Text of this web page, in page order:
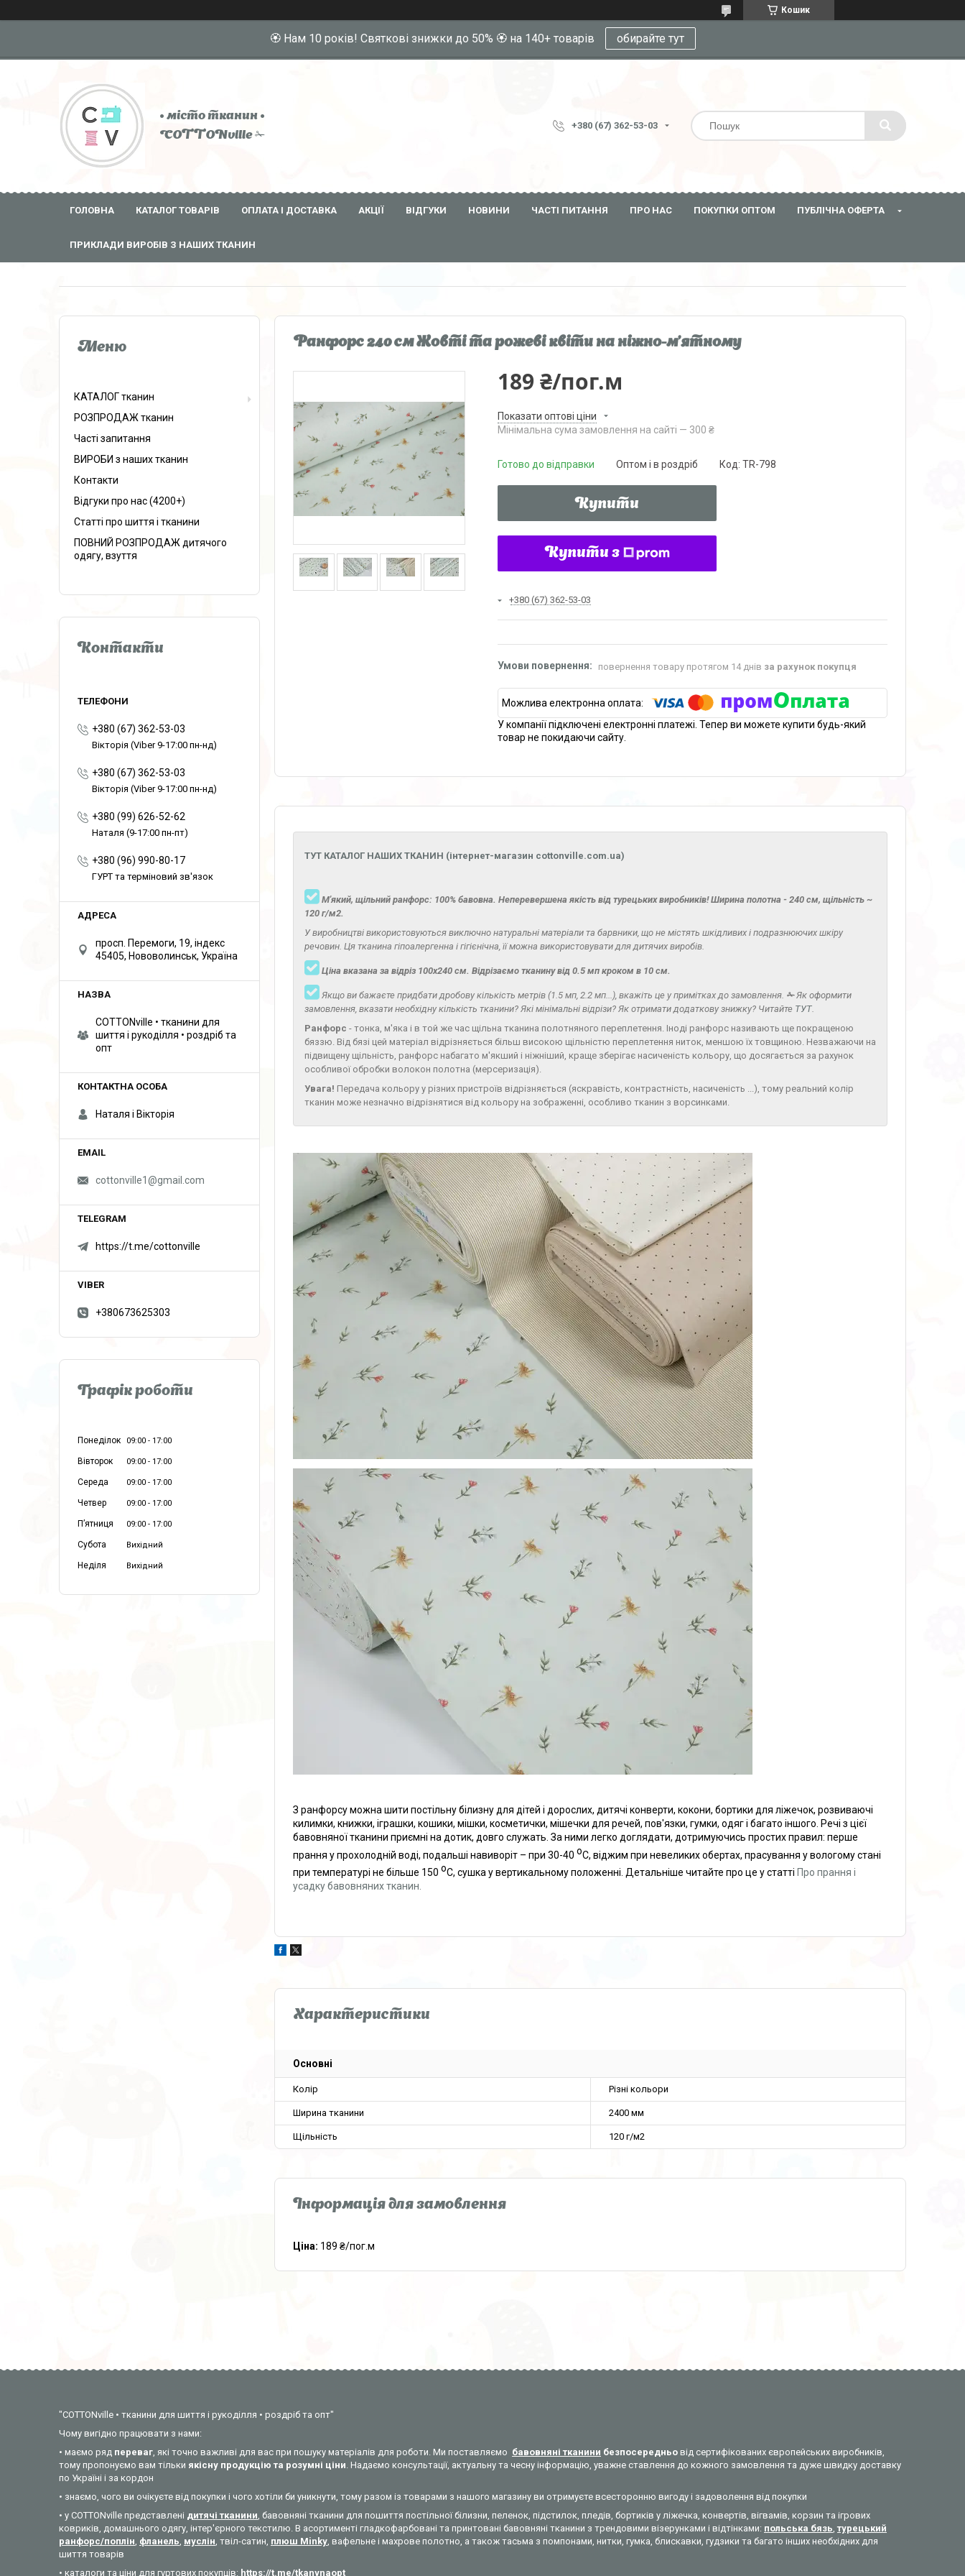
Кошик
🏵️ Нам 10 років! Святкові знижки до 50% 🏵️ на 140+ товарів обирайте тут
• місто тканин •
COTTONville ✁
+380 (67) 362-53-03
ГОЛОВНА КАТАЛОГ ТОВАРІВ ОПЛАТА І ДОСТАВКА АКЦІЇ ВІДГУКИ НОВИНИ ЧАСТІ ПИТАННЯ ПРО НАС ПОКУПКИ ОПТОМ ПУБЛІЧНА ОФЕРТА
ПРИКЛАДИ ВИРОБІВ З НАШИХ ТКАНИН
Ранфорс 240 см Жовті та рожеві квіти на ніжно-м'ятному
189 ₴/пог.м
Показати оптові ціни
Мінімальна сума замовлення на сайті — 300 ₴
Готово до відправки Оптом і в роздріб Код: TR-798
Купити
Купити з
+380 (67) 362-53-03
повернення товару протягом 14 днів за рахунок покупця
У компанії підключені електронні платежі. Тепер ви можете купити будь-який
товар не покидаючи сайту.
ТУТ КАТАЛОГ НАШИХ ТКАНИН (інтернет-магазин cottonville.com.ua)
М'який, щільний ранфорс: 100% бавовна. Неперевершена якість від турецьких виробників! Ширина полотна - 240 см, щільність ~
120 г/м2.
У виробництві використовуються виключно натуральні матеріали та барвники, що не містять шкідливих і подразнюючих шкіру
речовин. Ця тканина гіпоалергенна і гігієнічна, її можна використовувати для дитячих виробів.
Ціна вказана за відріз 100х240 см. Відрізаємо тканину від 0.5 мп кроком в 10 см.
Якщо ви бажаєте придбати дробову кількість метрів (1.5 мп, 2.2 мп...), вкажіть це у примітках до замовлення. ✁ Як оформити
замовлення, вказати необхідну кількість тканини? Які мінімальні відрізи? Як отримати додаткову знижку? Читайте ТУТ
Ранфорс - тонка, м'яка і в той же час щільна тканина полотняного переплетення. Іноді ранфорс називають ще покращеною
бяззю. Від бязі цей матеріал відрізняється більш високою щільністю переплетення ниток, меншою їх товщиною. Незважаючи на
підвищену щільність, ранфорс набагато м'якший і ніжніший, краще зберігає насиченість кольору, що досягається за рахунок
особливої обробки волокон полотна (мерсеризація).
Увага! Передача кольору у різних пристроїв відрізняється (яскравість, контрастність, насиченість ...), тому реальний колір
тканин може незначно відрізнятися від кольору на зображенні, особливо тканин з ворсинками.
З ранфорсу можна шити постільну білизну для дітей і дорослих, дитячі конверти, кокони, бортики для ліжечок, розвиваючі
килимки, книжки, іграшки, кошики, мішки, косметички, мішечки для речей, пов'язки, гумки, одяг і багато іншого. Речі з цієї
бавовняної тканини приємні на дотик, довго служать. За ними легко доглядати, дотримуючись простих правил: перше
прання у прохолодній воді, подальші навиворіт – при 30-40 оС, віджим при невеликих обертах, прасування у вологому стані
при температурі не більше 150 оС, сушка у вертикальному положенні. Детальніше читайте про це у статті Про прання і
усадку бавовняних тканин.
Характеристики
Основні
Колір Різні кольори
Ширина тканини 2400 мм
Щільність 120 г/м2
Інформація для замовлення
Ціна: 189 ₴/пог.м
КАТАЛОГ тканин
РОЗПРОДАЖ тканин
Часті запитання
ВИРОБИ з наших тканин
Контакти
Відгуки про нас (4200+)
Статті про шиття і тканини
ПОВНИЙ РОЗПРОДАЖ дитячого
одягу, взуття
Контакти
+380 (67) 362-53-03
Вікторія (Viber 9-17:00 пн-нд)
+380 (67) 362-53-03
Вікторія (Viber 9-17:00 пн-нд)
+380 (99) 626-52-62
Наталя (9-17:00 пн-пт)
+380 (96) 990-80-17
ГУРТ та терміновий зв'язок
просп. Перемоги, 19, індекс
45405, Нововолинськ, Україна
COTTONville • тканини для
шиття і рукоділля • роздріб та
опт
Наталя і Вікторія
cottonville1@gmail.com
https://t.me/cottonville
+380673625303
Графік роботи
Понеділок 09:00 17:00
Вівторок 09:00 17:00
Середа 09:00 17:00
Четвер 09:00 17:00
Пʼятниця 09:00 17:00
Субота Вихідний
Неділя Вихідний
"COTTONville • тканини для шиття і рукоділля • роздріб та опт"
Чому вигідно працювати з нами:
• маємо ряд переваг , які точно важливі для вас при пошуку матеріалів для роботи. Ми поставляємо бавовняні тканини безпосередньо від сертифікованих європейських виробників,
тому пропонуємо вам тільки якісну продукцію та розумні ціни . Надаємо консультації, актуальну та чесну інформацію, уважне ставлення до кожного замовлення та дуже швидку доставку
по Україні і за кордон
• знаємо, чого ви очікуєте від покупки і чого хотіли би уникнути, тому разом із товарами з нашого магазину ви отримуєте всесторонню вигоду і задоволення від покупки
• у COTTONville представлені дитячі тканини , бавовняні тканини для пошиття постільної білизни, пеленок, підстилок, пледів, бортиків у ліжечка, конвертів, вігвамів, корзин та ігрових
ковриків, домашнього одягу, інтер'єрного текстилю. В асортименті гладкофарбовані та принтовані бавовняні тканини з трендовими візерунками і відтінками: польська бязь ,турецький
ранфорс/поплін фланель муслін , твіл-сатин, плюш Minky , вафельне і махрове полотно, а також тасьма з помпонами, нитки, гумка, блискавки, гудзики та багато інших необхідних для
шиття товарів
• каталоги та ціни для гуртових покупців: https://t.me/tkanynaopt